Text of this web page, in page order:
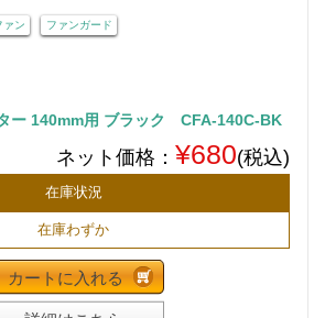
ァン ファンガード
ー 140mm用 ブラック CFA-140C-BK
ネット価格： ¥680(税込)
在庫状況
在庫わずか
カートに入れる